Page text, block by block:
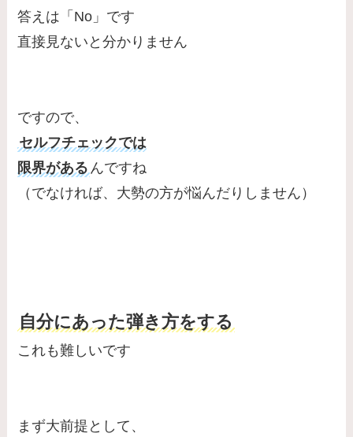
答えは「No」です
直接見ないと分かりません
ですので、
セルフチェックでは
限界がある んですね
（でなければ、大勢の方が悩んだりしません）
自分にあった弾き方をする
これも難しいです
まず大前提として、